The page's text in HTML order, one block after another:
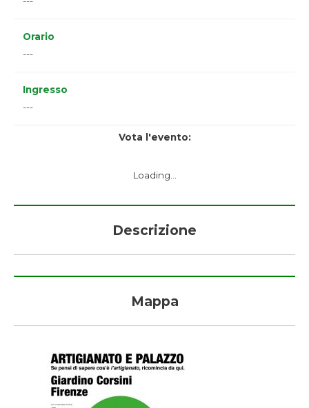
Orario
---
Ingresso
---
Vota l'evento:
Loading...
Descrizione
Mappa